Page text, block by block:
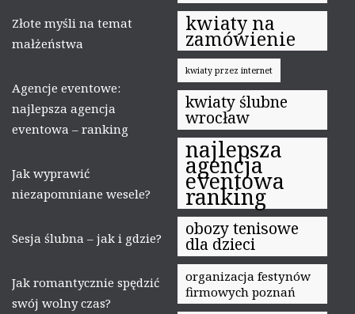
Złote myśli na temat
małżeństwa
Agencje eventowe:
najlepsza agencja
eventowa – ranking
Jak wyprawić
niezapomniane wesele?
Sesja ślubna – jak i gdzie?
Jak romantycznie spędzić
swój wolny czas?
kwiaty na
zamówienie
kwiaty przez internet
kwiaty ślubne
wrocław
najlepsza
agencja
eventowa
ranking
obozy tenisowe
dla dzieci
organizacja festynów
firmowych poznań